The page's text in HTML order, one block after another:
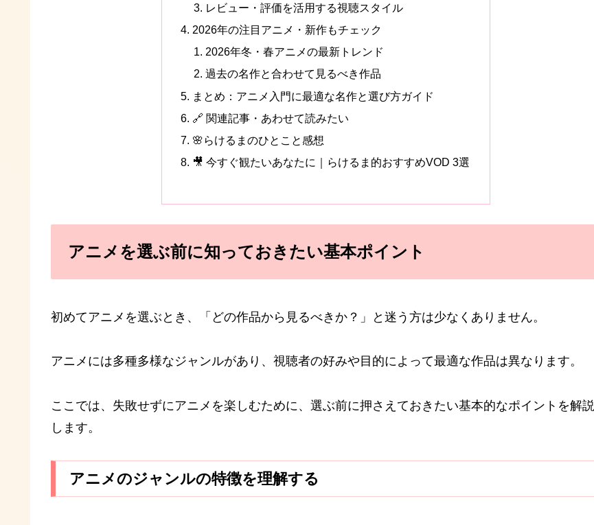
レビュー・評価を活用する視聴スタイル
2026年の注目アニメ・新作もチェック
2026年冬・春アニメの最新トレンド
過去の名作と合わせて見るべき作品
まとめ：アニメ入門に最適な名作と選び方ガイド
🔗 関連記事・あわせて読みたい
🌸らけるまのひとこと感想
🎥 今すぐ観たいあなたに｜らけるま的おすすめVOD 3選
アニメを選ぶ前に知っておきたい基本ポイント
初めてアニメを選ぶとき、「どの作品から見るべきか？」と迷う方は少なくありません。
アニメには多種多様なジャンルがあり、視聴者の好みや目的によって最適な作品は異なります。
ここでは、失敗せずにアニメを楽しむために、選ぶ前に押さえておきたい基本的なポイントを解説
します。
アニメのジャンルの特徴を理解する